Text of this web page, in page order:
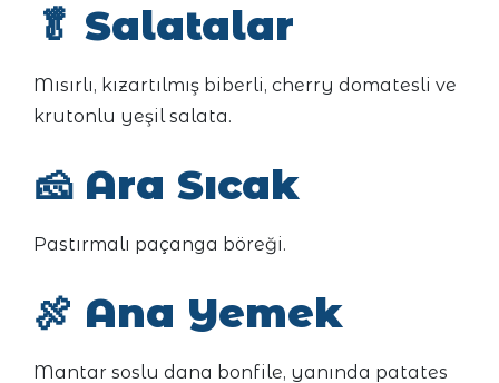
🥬 Salatalar
Mısırlı, kızartılmış biberli, cherry domatesli ve
krutonlu yeşil salata.
🧀 Ara Sıcak
Pastırmalı paçanga böreği.
🍖 Ana Yemek
Mantar soslu dana bonfile, yanında patates